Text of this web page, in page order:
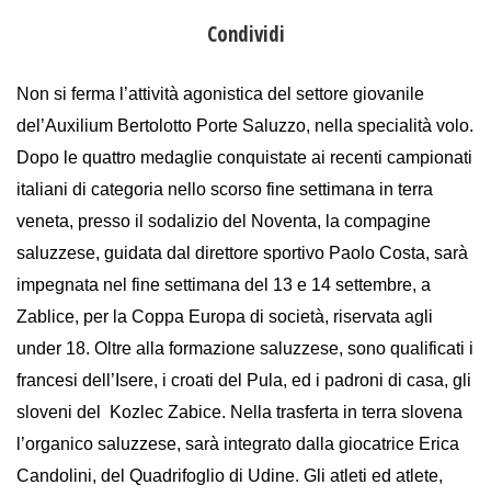
Condividi
Non si ferma l’attività agonistica del settore giovanile
del’Auxilium Bertolotto Porte Saluzzo, nella specialità volo.
Dopo le quattro medaglie conquistate ai recenti campionati
italiani di categoria nello scorso fine settimana in terra
veneta, presso il sodalizio del Noventa, la compagine
saluzzese, guidata dal direttore sportivo Paolo Costa, sarà
impegnata nel fine settimana del 13 e 14 settembre, a
Zablice, per la Coppa Europa di società, riservata agli
under 18. Oltre alla formazione saluzzese, sono qualificati i
francesi dell’Isere, i croati del Pula, ed i padroni di casa, gli
sloveni del Kozlec Zabice. Nella trasferta in terra slovena
l’organico saluzzese, sarà integrato dalla giocatrice Erica
Candolini, del Quadrifoglio di Udine. Gli atleti ed atlete,